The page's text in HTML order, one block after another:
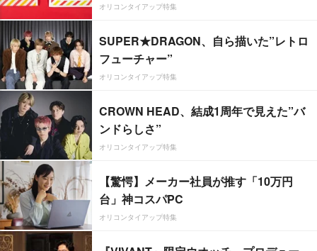
オリコンタイアップ特集
SUPER★DRAGON、自ら描いた”レトロ
フューチャー”
オリコンタイアップ特集
CROWN HEAD、結成1周年で見えた”バ
ンドらしさ”
オリコンタイアップ特集
【驚愕】メーカー社員が推す「10万円
台」神コスパPC
オリコンタイアップ特集